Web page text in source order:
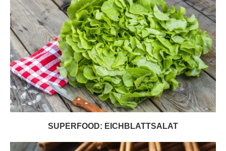
SUPERFOOD: EICHBLATTSALAT